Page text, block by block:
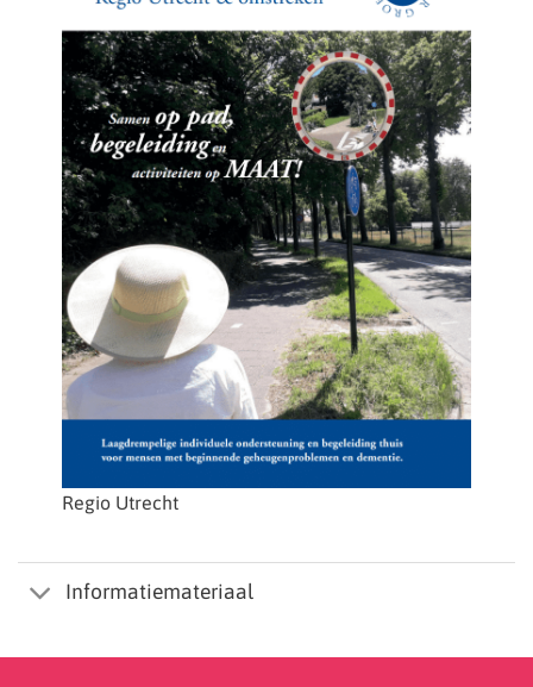
Regio Utrecht
Informatiemateriaal